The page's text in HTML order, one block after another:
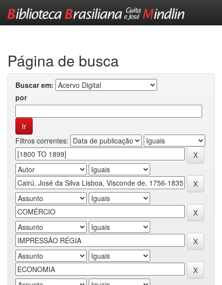
Página de busca
Buscar em:
por
Filtros correntes: